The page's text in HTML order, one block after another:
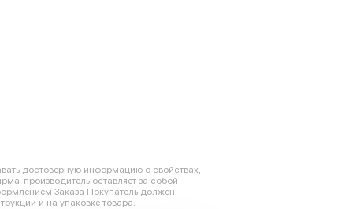
достоверную информацию о свойствах,
производитель оставляет за собой
Заказа Покупатель должен
и на упаковке товара.